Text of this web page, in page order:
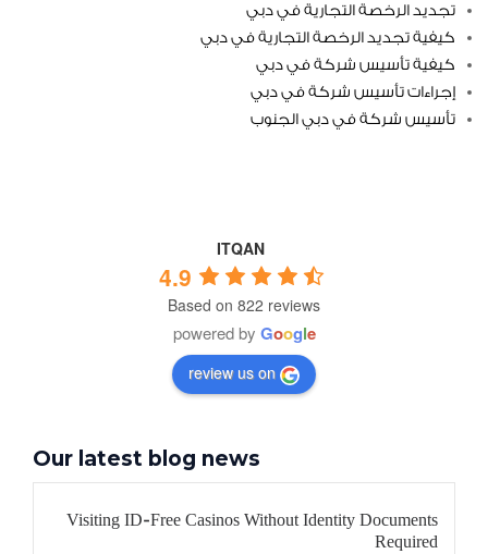
تجديد الرخصة التجارية في دبي
كيفية تجديد الرخصة التجارية في دبي
كيفية تأسيس شركة في دبي
إجراءات تأسيس شركة في دبي
تأسيس شركة في دبي الجنوب
ITQAN
4.9
Based on 822 reviews
powered by Google
review us on
Our latest blog news
Visiting ID-Free Casinos Without Identity Documents
Required